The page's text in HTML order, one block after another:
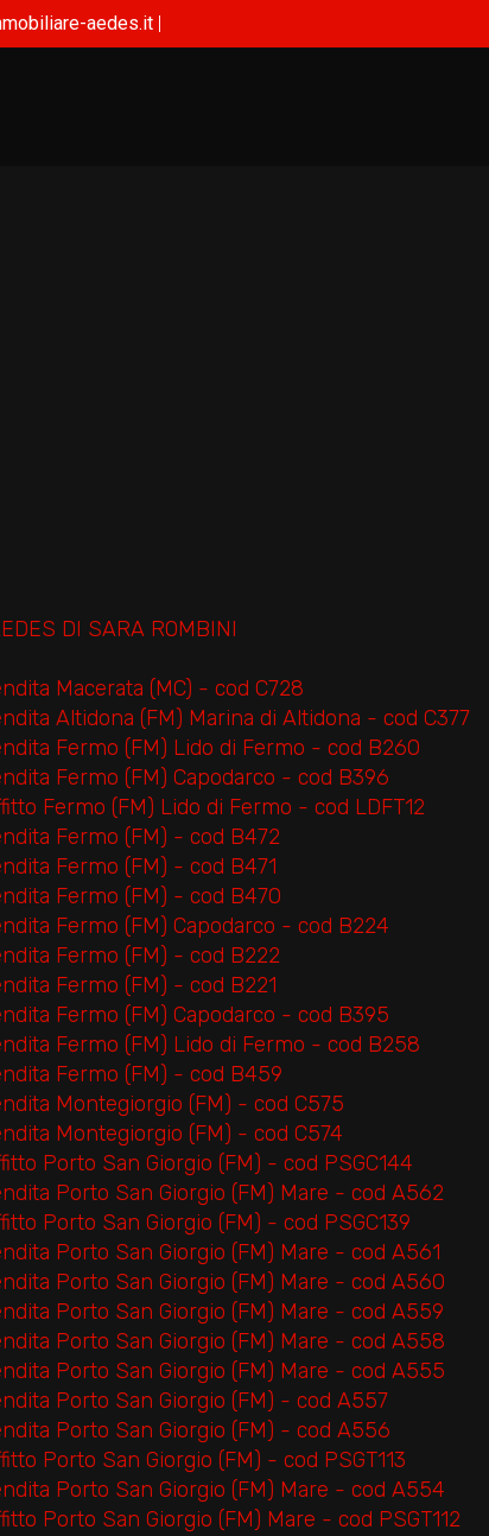
aedes.it |
DI SARA ROMBINI
Macerata (MC) - cod C728
Altidona (FM) Marina di Altidona - cod C377
Fermo (FM) Lido di Fermo - cod B260
Fermo (FM) Capodarco - cod B396
Fermo (FM) Lido di Fermo - cod LDFT12
Fermo (FM) - cod B472
Fermo (FM) - cod B471
Fermo (FM) - cod B470
Fermo (FM) Capodarco - cod B224
Fermo (FM) - cod B222
Fermo (FM) - cod B221
Fermo (FM) Capodarco - cod B395
Fermo (FM) Lido di Fermo - cod B258
Fermo (FM) - cod B459
Montegiorgio (FM) - cod C575
Montegiorgio (FM) - cod C574
Porto San Giorgio (FM) - cod PSGC144
Porto San Giorgio (FM) Mare - cod A562
Porto San Giorgio (FM) - cod PSGC139
Porto San Giorgio (FM) Mare - cod A561
Porto San Giorgio (FM) Mare - cod A560
Porto San Giorgio (FM) Mare - cod A559
Porto San Giorgio (FM) Mare - cod A558
Porto San Giorgio (FM) Mare - cod A555
Porto San Giorgio (FM) - cod A557
Porto San Giorgio (FM) - cod A556
Porto San Giorgio (FM) - cod PSGT113
Porto San Giorgio (FM) Mare - cod A554
Porto San Giorgio (FM) Mare - cod PSGT112